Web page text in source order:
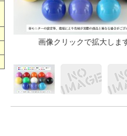
画像クリックで拡大しま